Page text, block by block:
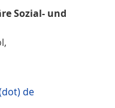
Sozial- und
de